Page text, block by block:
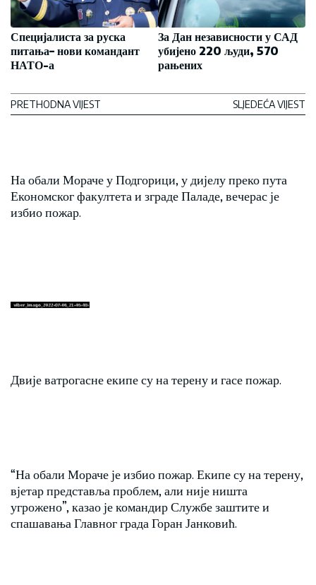
Специјалиста за руска
питања– нови командант
НАТО-а
PRETHODNA VIJEST
За Дан независности у САД
убијено 220 људи, 570
рањених
SLJEDEĆA VIJEST
На обали Мораче у Подгорици, у дијелу преко пута
Економског факултета и зграде Паладе, вечерас је
избио пожар.
Двије ватрогасне екипе су на терену и гасе пожар.
“На обали Мораче је избио пожар. Екипе су на терену,
вјетар представља проблем, али није ништа
угрожено”, казао је командир Службе заштите и
спашавања Главног града Горан Јанковић.